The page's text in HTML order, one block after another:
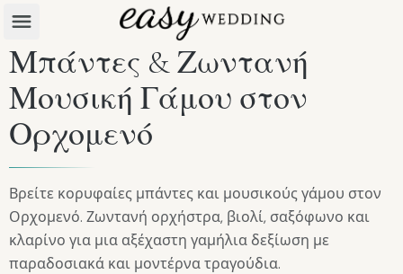
Μπάντες & Ζωντανή
Μουσική Γάμου στον
Ορχομενό
Βρείτε κορυφαίες μπάντες και μουσικούς γάμου στον
Ορχομενό. Ζωντανή ορχήστρα, βιολί, σαξόφωνο και
κλαρίνο για μια αξέχαστη γαμήλια δεξίωση με
παραδοσιακά και μοντέρνα τραγούδια.